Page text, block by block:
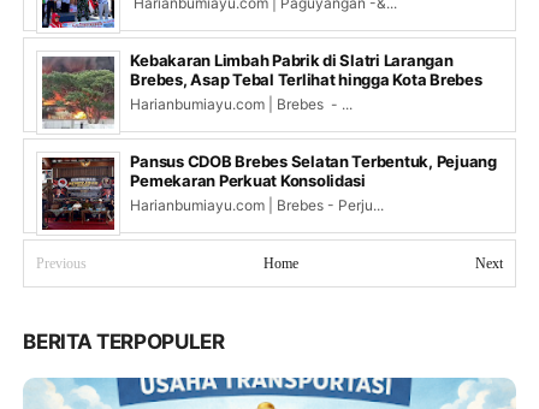
Kebakaran Limbah Pabrik di Slatri Larangan
Brebes, Asap Tebal Terlihat hingga Kota Brebes
Harianbumiayu.com | Brebes - ...
Pansus CDOB Brebes Selatan Terbentuk, Pejuang
Pemekaran Perkuat Konsolidasi
Harianbumiayu.com | Brebes - Perju...
Previous Next
Home
BERITA TERPOPULER